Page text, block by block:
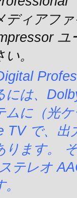
ディアフ
。
には、
ムに（光
TV で、
ります。
テレオ